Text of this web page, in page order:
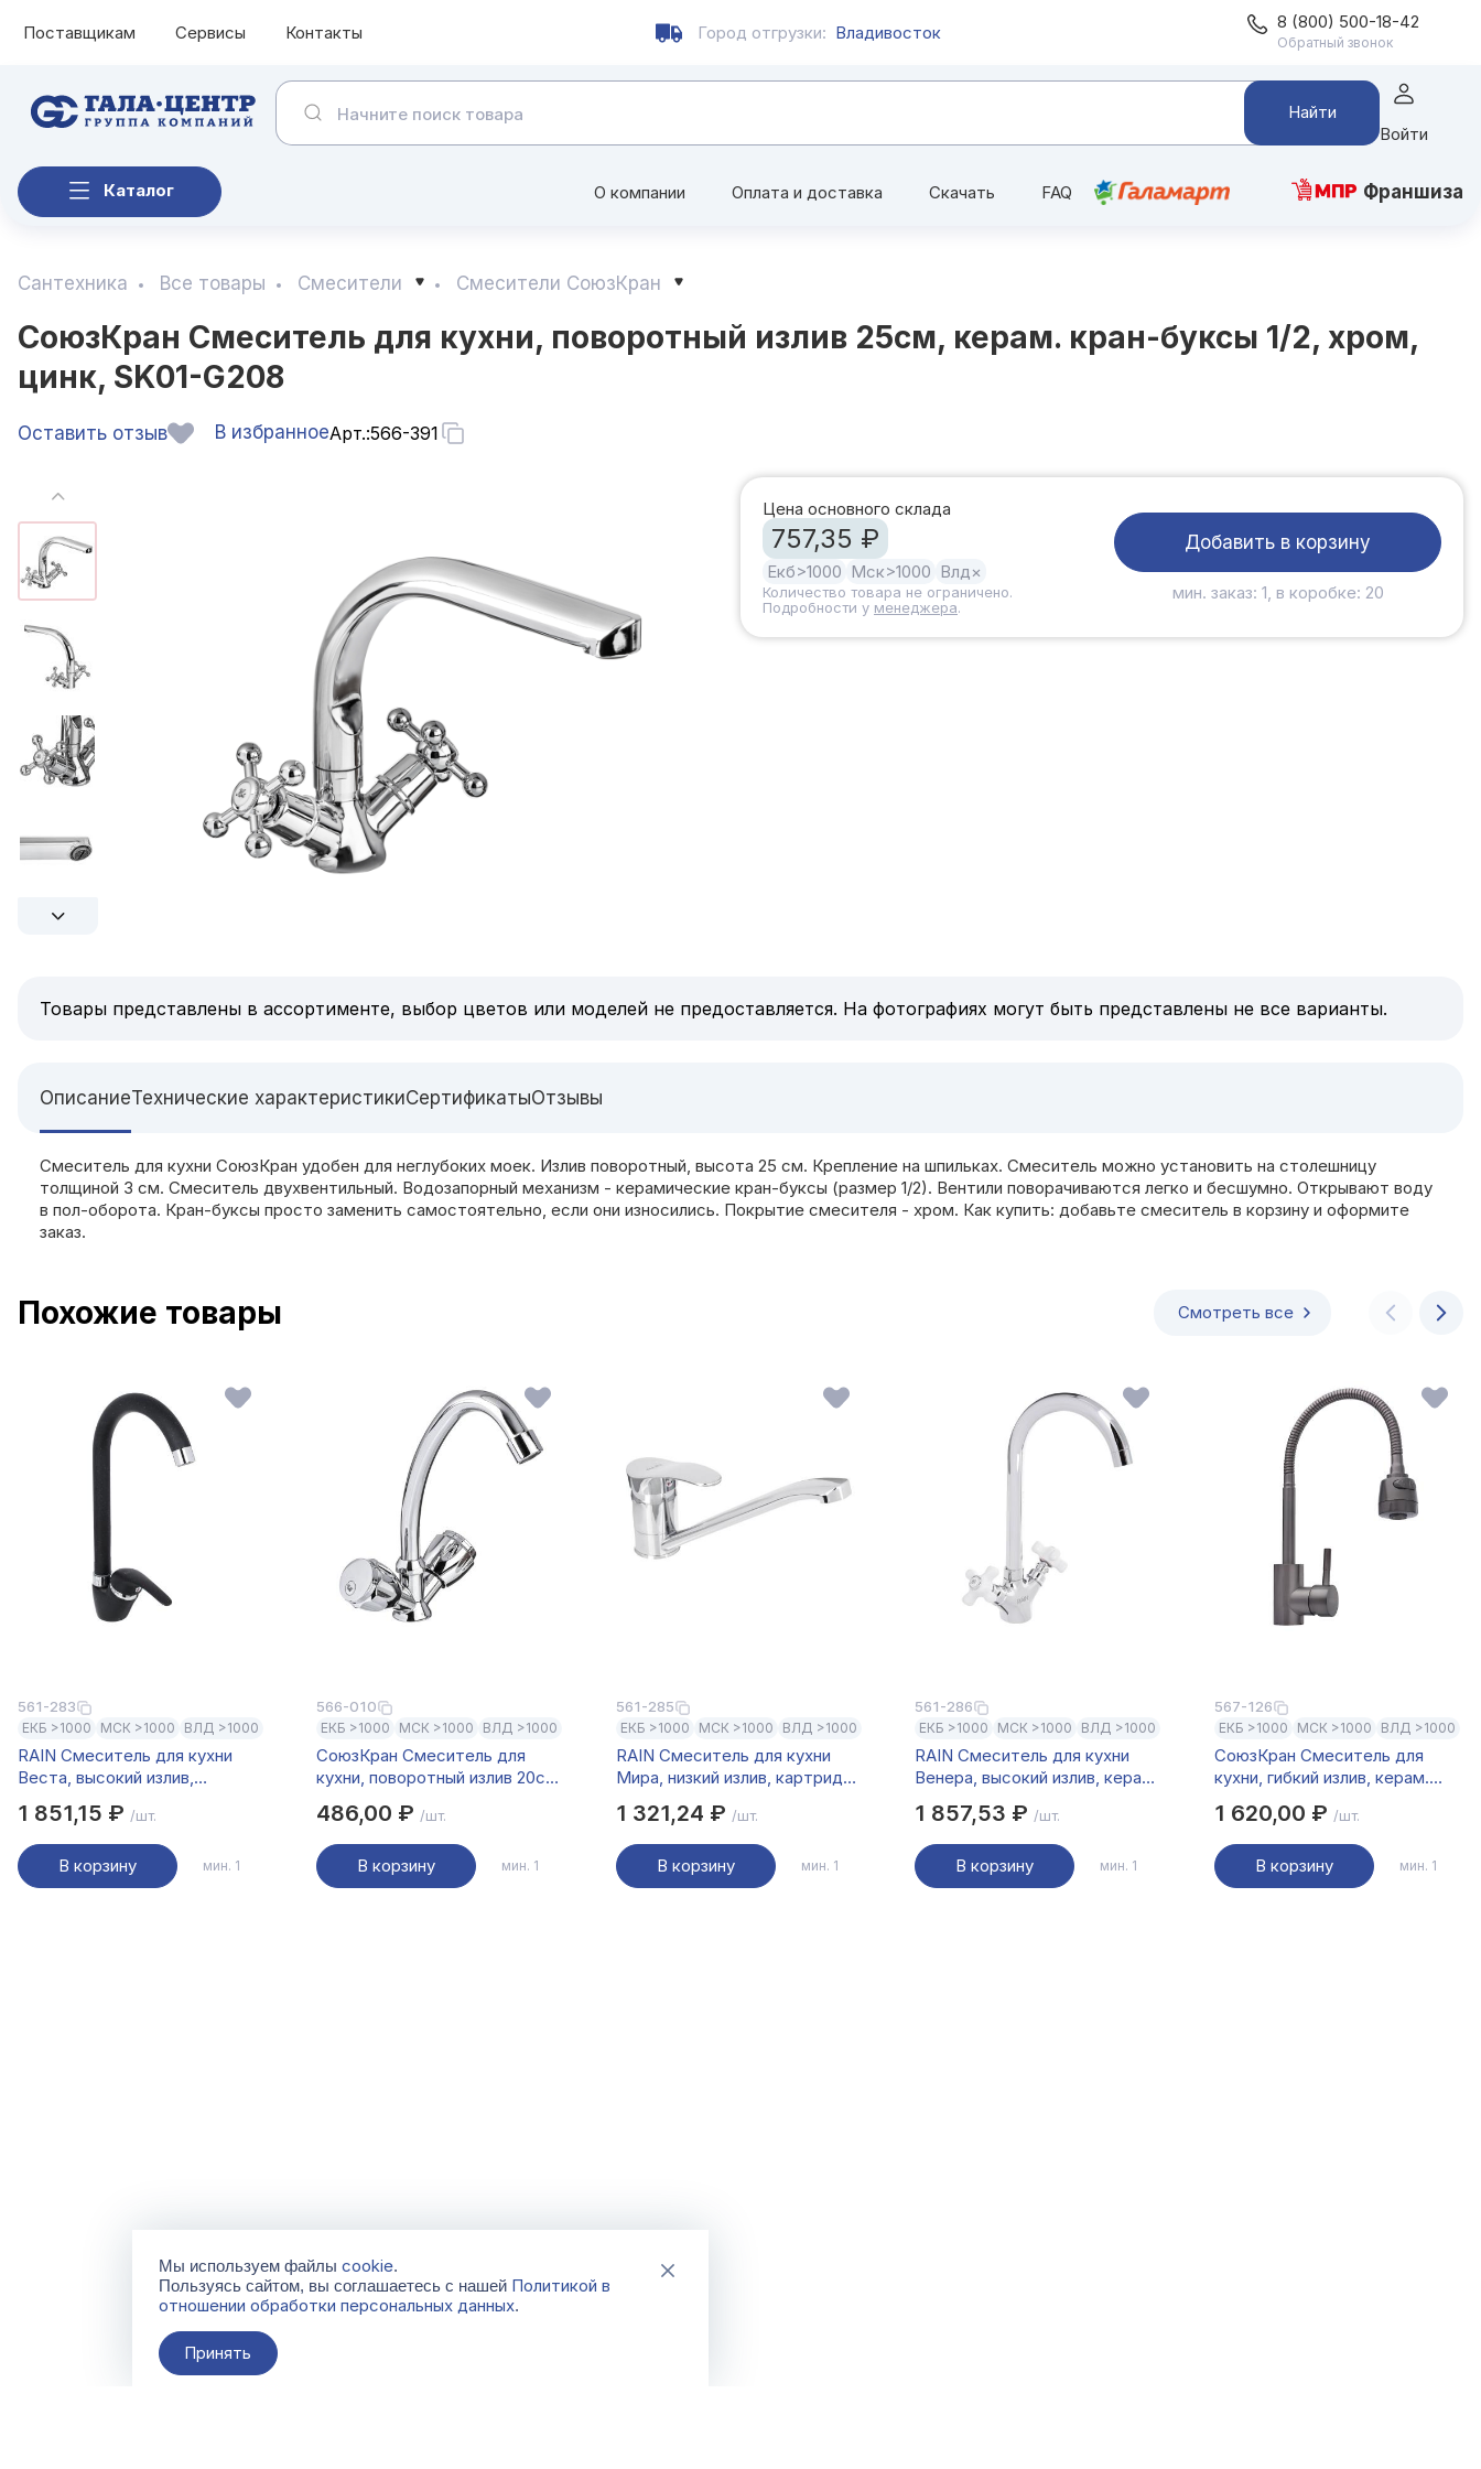
Поставщикам Сервисы Контакты Город отгрузки: Владивосток 8 (800) 500-18-42
Обратный звонок
Найти
Войти
Каталог О компании Оплата и доставка Скачать FAQ Франшиза
Сантехника Все товары Смесители Смесители СоюзКран
СоюзКран Смеситель для кухни, поворотный излив 25см, керам. кран-буксы 1/2, хром,
цинк, SK01-G208
Оставить отзыв В избранноеАрт.:566-391
Цена основного склада
757,35 ₽
Екб>1000 Мск>1000 Влд×
Количество товара не ограничено.
Подробности у менеджера.
Добавить в корзину
мин. заказ: 1, в коробке: 20
Товары представлены в ассортименте, выбор цветов или моделей не предоставляется. На фотографиях могут быть представлены не все варианты.
ОписаниеТехнические характеристикиСертификатыОтзывы
Смеситель для кухни СоюзКран удобен для неглубоких моек. Излив поворотный, высота 25 см. Крепление на шпильках. Смеситель можно установить на столешницу
толщиной 3 см. Смеситель двухвентильный. Водозапорный механизм - керамические кран-буксы (размер 1/2). Вентили поворачиваются легко и бесшумно. Открывают воду
в пол-оборота. Кран-буксы просто заменить самостоятельно, если они износились. Покрытие смесителя - хром. Как купить: добавьте смеситель в корзину и оформите
заказ.
Похожие товары Смотреть все
561-283
ЕКБ >1000 МСК >1000 ВЛД >1000
RAIN Смеситель для кухни
Веста, высокий излив,
гранит, черный
1 851,15 ₽ /шт.
В корзину мин. 1
566-010
ЕКБ >1000 МСК >1000 ВЛД >1000
СоюзКран Смеситель для
кухни, поворотный излив 20см,
цинк, SK01-T215
486,00 ₽/шт.
В корзину мин. 1
561-285
ЕКБ >1000 МСК >1000 ВЛД >1000
RAIN Смеситель для кухни
Мира, низкий излив, картридж
1 321,24 ₽ /шт.
В корзину мин. 1
561-286
ЕКБ >1000 МСК >1000 ВЛД >1000
RAIN Смеситель для кухни
Венера, высокий излив, керам.
ручки керамика
1 857,53 ₽/шт.
В корзину мин. 1
567-126
ЕКБ >1000 МСК >1000 ВЛД >1000
СоюзКран Смеситель для
кухни, гибкий излив, керам.
сталь, SS01-F132
1 620,00 ₽ /шт.
В корзину мин. 1
Мы используем файлы cookie.
Пользуясь сайтом, вы соглашаетесь с нашей Политикой в
отношении обработки персональных данных.
Принять